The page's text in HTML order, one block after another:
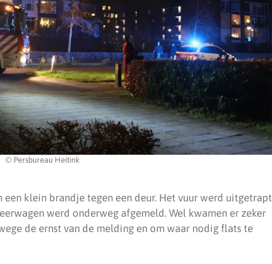
© Persbureau Heitink
klein brandje tegen een deur. Het vuur werd uitgetrapt
werd onderweg afgemeld. Wel kwamen er zeker
de ernst van de melding en om waar nodig flats te